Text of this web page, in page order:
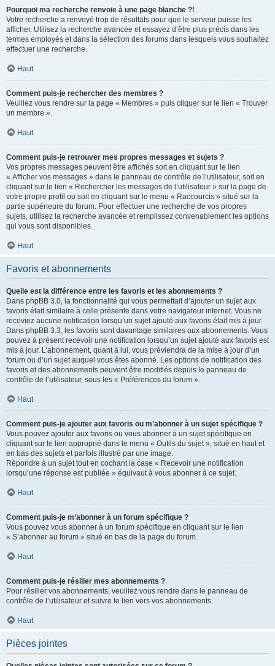
Pourquoi ma recherche renvoie à une page blanche ?!
Votre recherche a renvoyé trop de résultats pour que le serveur puisse les
afficher. Utilisez la recherche avancée et essayez d’être plus précis dans les
termes employés et dans la sélection des forums dans lesquels vous souhaitez
effectuer une recherche.
Haut
Comment puis-je rechercher des membres ?
Veuillez vous rendre sur la page « Membres » puis cliquer sur le lien « Trouver
un membre ».
Haut
Comment puis-je retrouver mes propres messages et sujets ?
Vos propres messages peuvent être affichés soit en cliquant sur le lien
« Afficher vos messages » dans le panneau de contrôle de l’utilisateur, soit en
cliquant sur le lien « Rechercher les messages de l’utilisateur » sur la page de
votre propre profil ou soit en cliquant sur le menu « Raccourcis » situé sur la
partie supérieure du forum. Pour effectuer une recherche de vos propres
sujets, utilisez la recherche avancée et remplissez convenablement les options
qui vous sont disponibles.
Haut
Favoris et abonnements
Quelle est la différence entre les favoris et les abonnements ?
Dans phpBB 3.0, la fonctionnalité qui vous permettait d’ajouter un sujet aux
favoris était similaire à celle présente dans votre navigateur internet. Vous ne
receviez aucune notification lorsqu’un sujet ajouté aux favoris était mis à jour.
Dans phpBB 3.3, les favoris sont davantage similaires aux abonnements. Vous
pouvez à présent recevoir une notification lorsqu’un sujet ajouté aux favoris est
mis à jour. L’abonnement, quant à lui, vous préviendra de la mise à jour d’un
forum ou d’un sujet auquel vous êtes abonné. Les options de notification des
favoris et des abonnements peuvent être modifiés depuis le panneau de
contrôle de l’utilisateur, sous les « Préférences du forum ».
Haut
Comment puis-je ajouter aux favoris ou m’abonner à un sujet spécifique ?
Vous pouvez ajouter aux favoris ou vous abonner à un sujet spécifique en
cliquant sur le lien approprié dans le menu « Outils du sujet », situé en haut et
en bas des sujets et parfois illustré par une image.
Répondre à un sujet tout en cochant la case « Recevoir une notification
lorsqu’une réponse est publiée » équivaut à vous abonner à ce sujet.
Haut
Comment puis-je m’abonner à un forum spécifique ?
Vous pouvez vous abonner à un forum spécifique en cliquant sur le lien
« S’abonner au forum » situé en bas de la page du forum.
Haut
Comment puis-je résilier mes abonnements ?
Pour résilier vos abonnements, veuillez vous rendre dans le panneau de
contrôle de l’utilisateur et suivre le lien vers vos abonnements.
Haut
Pièces jointes